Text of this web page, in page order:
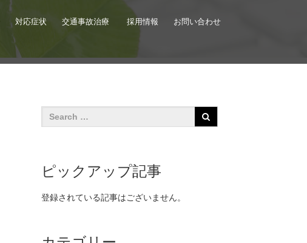
対応症状 交通事故治療 採用情報 お問い合わせ
ピックアップ記事
登録されている記事はございません。